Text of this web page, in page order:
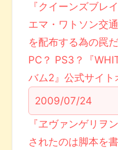
『クイーンズブレ
エマ・ワトソン交
を配布する為の罠
PC？ PS3？『
バム2』公式サイト
2009/07/24
『ヱヴァンゲリヲ
されたのは脚本を